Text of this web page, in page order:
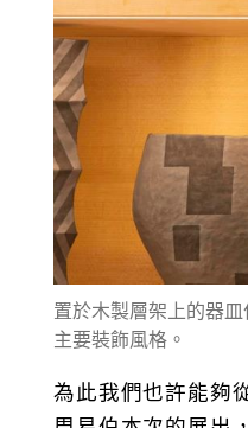
置於木製層架上的器
主要裝飾風格。
為此我們也許能夠